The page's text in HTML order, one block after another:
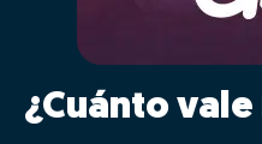
¿Cuánto vale